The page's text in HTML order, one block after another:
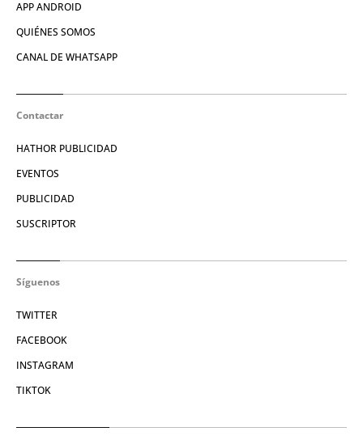
APP ANDROID
QUIÉNES SOMOS
CANAL DE WHATSAPP
Contactar
HATHOR PUBLICIDAD
EVENTOS
PUBLICIDAD
SUSCRIPTOR
Síguenos
TWITTER
FACEBOOK
INSTAGRAM
TIKTOK